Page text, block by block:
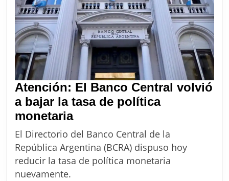
Atención: El Banco Central volvió
a bajar la tasa de política
monetariaAtención:
El
Banco
Central
El Directorio del Banco Central de la
República Argentina (BCRA) dispuso hoy
reducir la tasa de política monetaria
nuevamente.